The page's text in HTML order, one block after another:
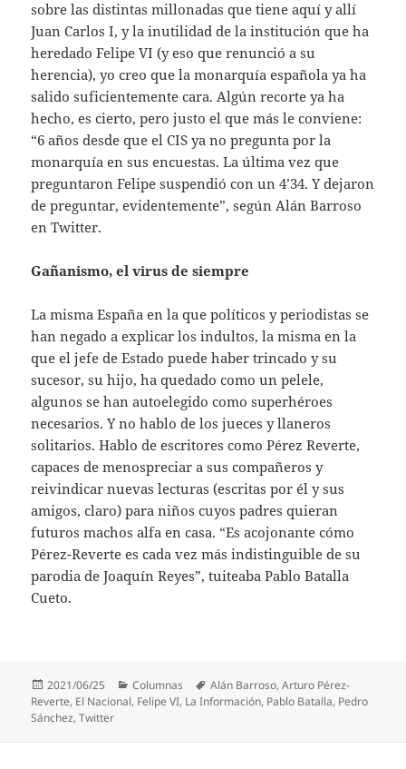
sobre las distintas millonadas que tiene aquí y allí
Juan Carlos I, y la inutilidad de la institución que ha
heredado Felipe VI (y eso que renunció a su
herencia), yo creo que la monarquía española ya ha
salido suficientemente cara. Algún recorte ya ha
hecho, es cierto, pero justo el que más le conviene:
“6 años desde que el CIS ya no pregunta por la
monarquía en sus encuestas. La última vez que
preguntaron Felipe suspendió con un 4’34. Y dejaron
de preguntar, evidentemente”, según Alán Barroso
en Twitter.
Gañanismo, el virus de siempre
La misma España en la que políticos y periodistas se
han negado a explicar los indultos, la misma en la
que el jefe de Estado puede haber trincado y su
sucesor, su hijo, ha quedado como un pelele,
algunos se han autoelegido como superhéroes
necesarios. Y no hablo de los jueces y llaneros
solitarios. Hablo de escritores como Pérez Reverte,
capaces de menospreciar a sus compañeros y
reivindicar nuevas lecturas (escritas por él y sus
amigos, claro) para niños cuyos padres quieran
futuros machos alfa en casa. “Es acojonante cómo
Pérez-Reverte es cada vez más indistinguible de su
parodia de Joaquín Reyes”, tuiteaba Pablo Batalla
Cueto.
Publicado
el
2021/06/25 Categorías
Columnas Etiquetas
Alán Barroso,Arturo Pérez-
Reverte, El Nacional, Felipe VI, La Información, Pablo Batalla, Pedro
Sánchez,Twitter